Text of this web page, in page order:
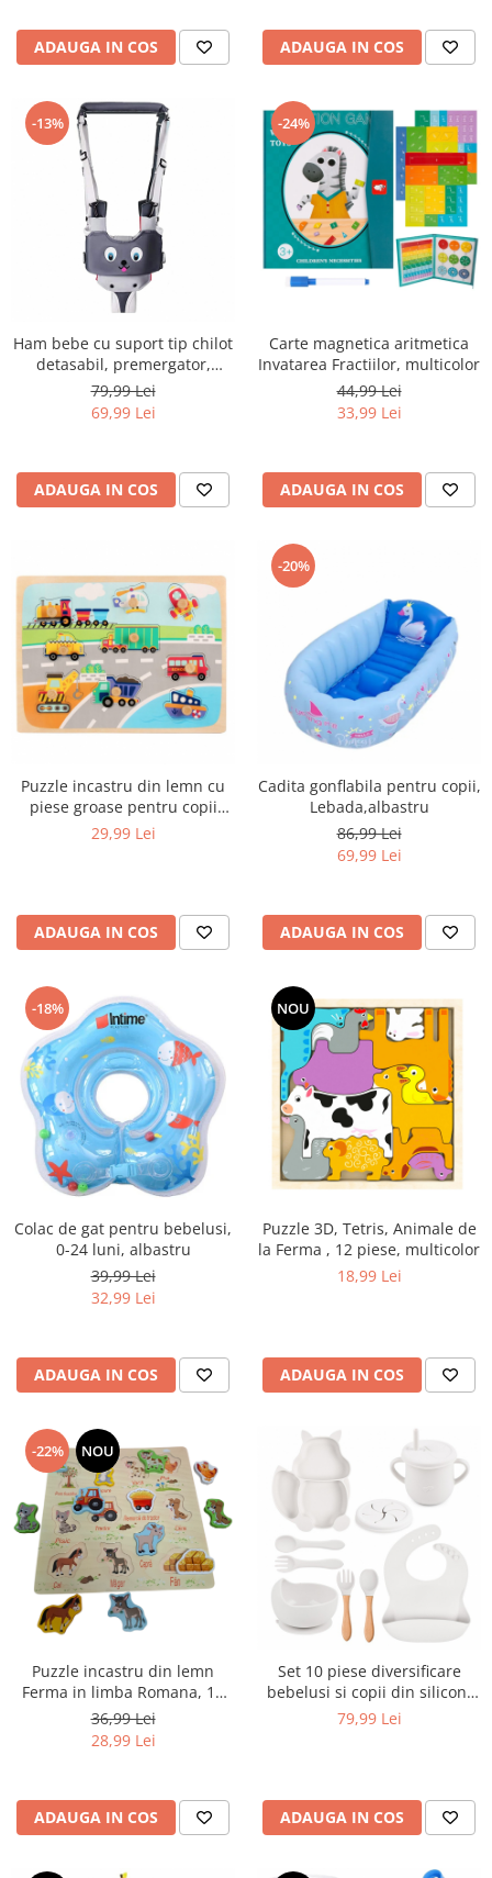
ADAUGA IN COS ADAUGA IN COS
-13%
Ham bebe cu suport tip chilot
detasabil, premergator,
asistare mers, bumbac, gri
79,99 Lei
69,99 Lei
ADAUGA IN COS
-24%
Carte magnetica aritmetica
Invatarea Fractiilor, multicolor
44,99 Lei
33,99 Lei
ADAUGA IN COS
Puzzle incastru din lemn cu
piese groase pentru copii
Vehicule, 9 piese, multicolor
29,99 Lei
ADAUGA IN COS
-20%
Cadita gonflabila pentru copii,
Lebada,albastru
86,99 Lei
69,99 Lei
ADAUGA IN COS
-18%
Colac de gat pentru bebelusi,
0-24 luni, albastru
39,99 Lei
32,99 Lei
ADAUGA IN COS
NOU
Puzzle 3D, Tetris, Animale de
la Ferma , 12 piese, multicolor
18,99 Lei
ADAUGA IN COS
-22% NOU
Puzzle incastru din lemn
Ferma in limba Romana, 12
piese, multicolor
36,99 Lei
28,99 Lei
ADAUGA IN COS
Set 10 piese diversificare
bebelusi si copii din silicon,
baveta, farfurie
79,99 Lei
ADAUGA IN COS